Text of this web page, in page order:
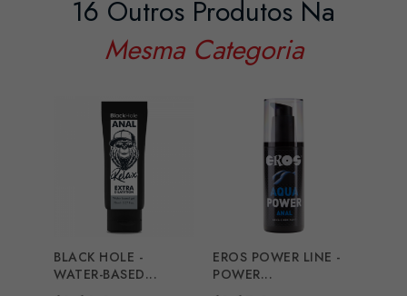
16 Outros Produtos Na
Mesma Categoria
BLACK HOLE -
WATER-BASED...
EROS POWER LINE -
POWER...